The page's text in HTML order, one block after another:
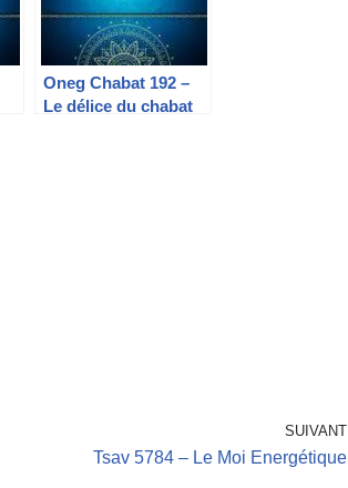
Oneg Chabat 192 –
Le délice du chabat
SUIVANT
Tsav 5784 – Le Moi Energétique